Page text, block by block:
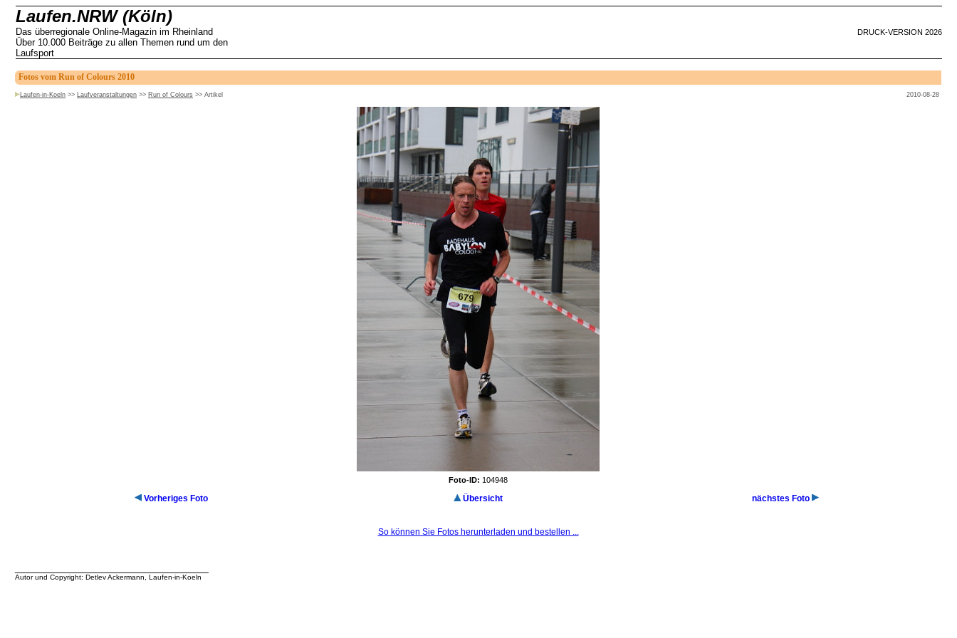
Laufen.NRW (Köln)
Das überregionale Online-Magazin im Rheinland
Über 10.000 Beiträge zu allen Themen rund um den
Laufsport
DRUCK-VERSION 2026
Fotos vom Run of Colours 2010
Laufen-in-Koeln >> Laufveranstaltungen >> Run of Colours >> Artikel 2010-08-28
Foto-ID: 104948
Vorheriges Foto Übersicht nächstes Foto
So können Sie Fotos herunterladen und bestellen ...
Autor und Copyright: Detlev Ackermann, Laufen-in-Koeln